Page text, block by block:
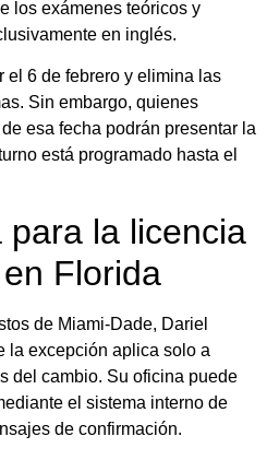
los exámenes teóricos y
en inglés.
el 6 de febrero y elimina las
Sin embargo, quienes
esa fecha podrán presentar la
está programado hasta el
para la licencia
Florida
de Miami-Dade, Dariel
la excepción aplica solo a
del cambio. Su oficina puede
el sistema interno de
de confirmación.